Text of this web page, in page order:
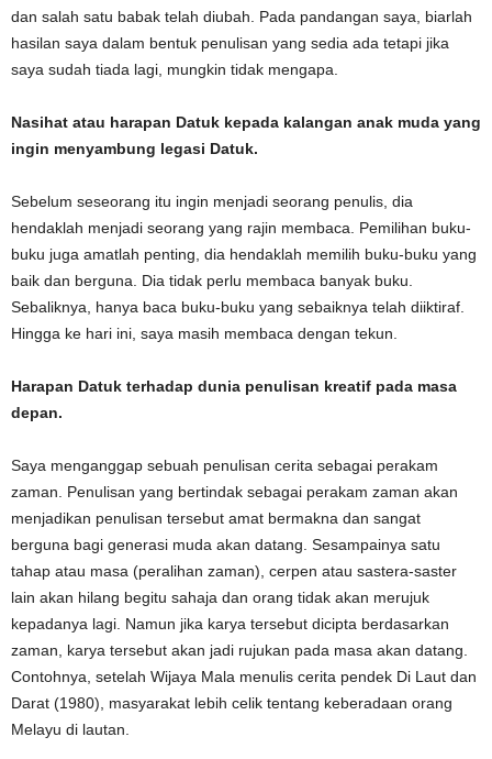
dan salah satu babak telah diubah. Pada pandangan saya, biarlah
hasilan saya dalam bentuk penulisan yang sedia ada tetapi jika
saya sudah tiada lagi, mungkin tidak mengapa.
Nasihat atau harapan Datuk kepada kalangan anak muda yang
ingin menyambung legasi Datuk.
Sebelum seseorang itu ingin menjadi seorang penulis, dia
hendaklah menjadi seorang yang rajin membaca. Pemilihan buku-
buku juga amatlah penting, dia hendaklah memilih buku-buku yang
baik dan berguna. Dia tidak perlu membaca banyak buku.
Sebaliknya, hanya baca buku-buku yang sebaiknya telah diiktiraf.
Hingga ke hari ini, saya masih membaca dengan tekun.
Harapan Datuk terhadap dunia penulisan kreatif pada masa
depan.
Saya menganggap sebuah penulisan cerita sebagai perakam
zaman. Penulisan yang bertindak sebagai perakam zaman akan
menjadikan penulisan tersebut amat bermakna dan sangat
berguna bagi generasi muda akan datang. Sesampainya satu
tahap atau masa (peralihan zaman), cerpen atau sastera-saster
lain akan hilang begitu sahaja dan orang tidak akan merujuk
kepadanya lagi. Namun jika karya tersebut dicipta berdasarkan
zaman, karya tersebut akan jadi rujukan pada masa akan datang.
Contohnya, setelah Wijaya Mala menulis cerita pendek Di Laut dan
Darat (1980), masyarakat lebih celik tentang keberadaan orang
Melayu di lautan.